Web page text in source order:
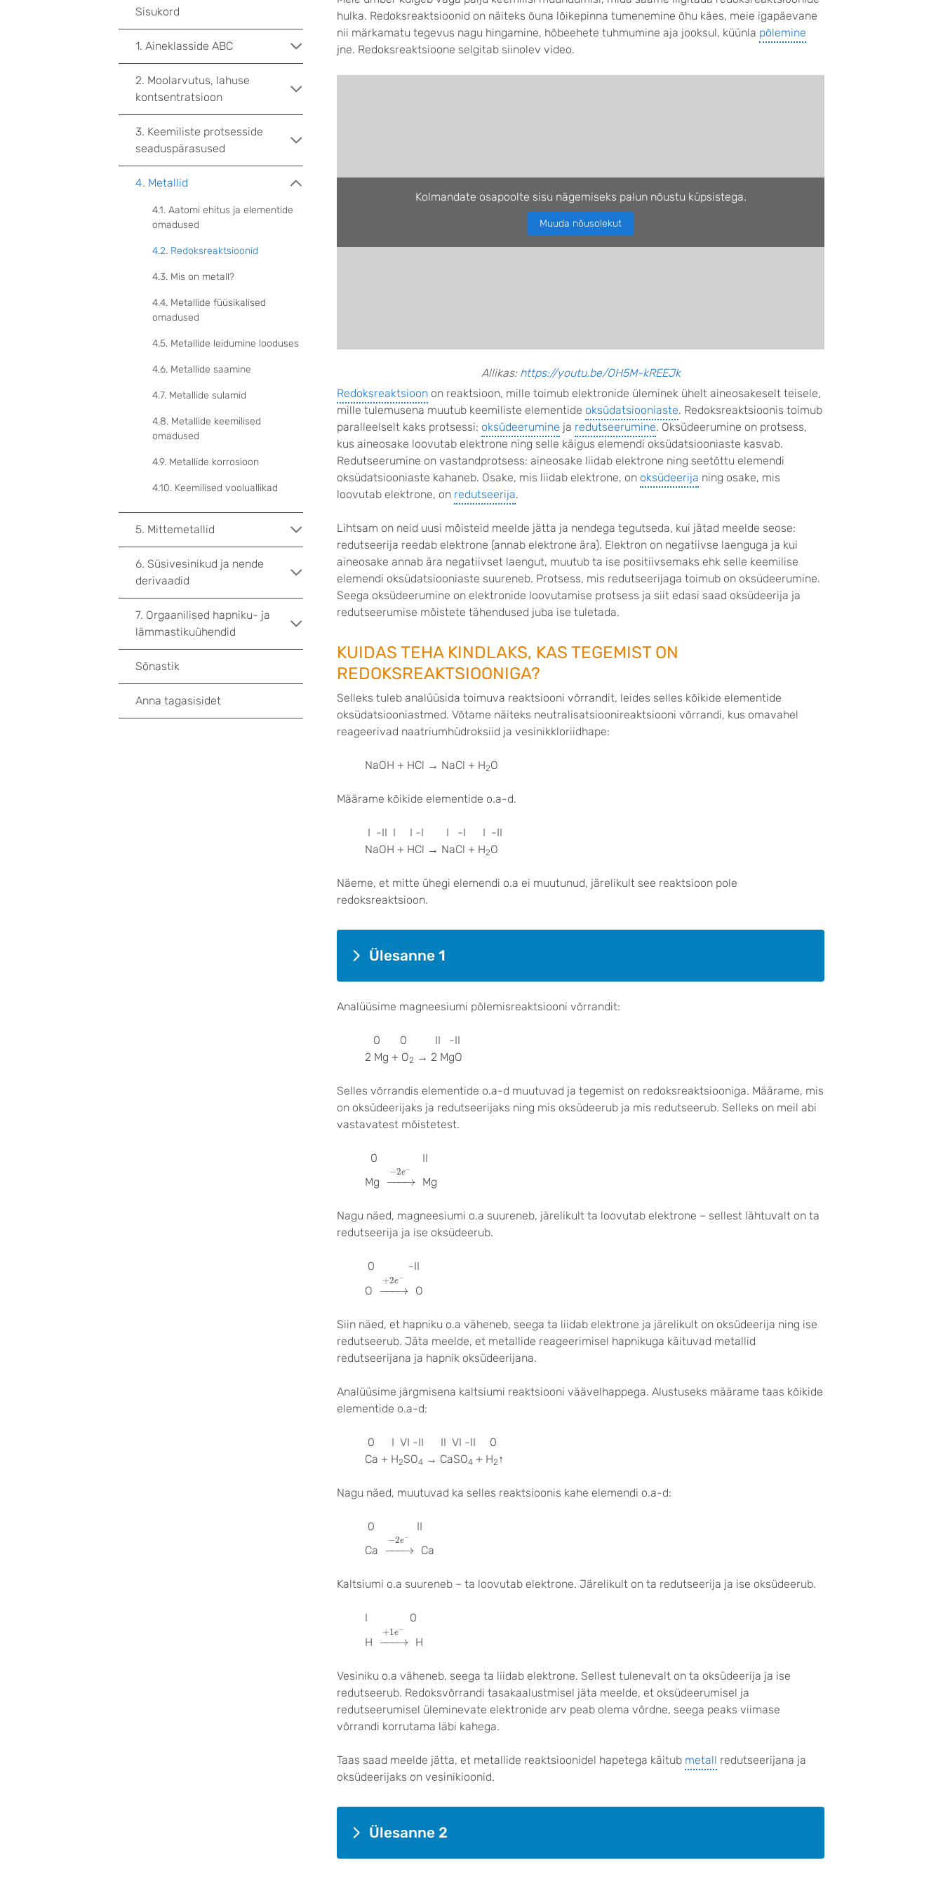
hulka. Redoksreaktsioonid on näiteks õuna lõikepinna tumenemine õhu käes, meie igapäevane
nii märkamatu tegevus nagu hingamine, hõbeehete tuhmumine aja jooksul, küünla põlemine
jne. Redoksreaktsioone selgitab siinolev video.
Kolmandate osapoolte sisu nägemiseks palun nõustu küpsistega.
Muuda nõusolekut
Allikas: https://youtu.be/OH5M-kREEJk
Redoksreaktsioon on reaktsioon, mille toimub elektronide üleminek ühelt aineosakeselt teisele,
mille tulemusena muutub keemiliste elementide oksüdatsiooniaste. Redoksreaktsioonis toimub
paralleelselt kaks protsessi: oksüdeerumine ja redutseerumine. Oksüdeerumine on protsess,
kus aineosake loovutab elektrone ning selle käigus elemendi oksüdatsiooniaste kasvab.
Redutseerumine on vastandprotsess: aineosake liidab elektrone ning seetõttu elemendi
oksüdatsiooniaste kahaneb. Osake, mis liidab elektrone, on oksüdeerija ning osake, mis
loovutab elektrone, on redutseerija.
Lihtsam on neid uusi mõisteid meelde jätta ja nendega tegutseda, kui jätad meelde seose:
redutseerija reedab elektrone (annab elektrone ära). Elektron on negatiivse laenguga ja kui
aineosake annab ära negatiivset laengut, muutub ta ise positiivsemaks ehk selle keemilise
elemendi oksüdatsiooniaste suureneb. Protsess, mis redutseerijaga toimub on oksüdeerumine.
Seega oksüdeerumine on elektronide loovutamise protsess ja siit edasi saad oksüdeerija ja
redutseerumise mõistete tähendused juba ise tuletada.
KUIDAS TEHA KINDLAKS, KAS TEGEMIST ON
REDOKSREAKTSIOONIGA?
Selleks tuleb analüüsida toimuva reaktsiooni võrrandit, leides selles kõikide elementide
oksüdatsiooniastmed. Võtame näiteks neutralisatsioonireaktsiooni võrrandi, kus omavahel
reageerivad naatriumhüdroksiid ja vesinikkloriidhape:
NaOH + HCl → NaCl + H2O
Määrame kõikide elementide o.a-d.
I -II I I -I I -I I -II
NaOH + HCl → NaCl + H2O
Näeme, et mitte ühegi elemendi o.a ei muutunud, järelikult see reaktsioon pole
redoksreaktsioon.
Ülesanne 1
Analüüsime magneesiumi põlemisreaktsiooni võrrandit:
0 0 II -II
2 Mg + O2 → 2 MgO
Selles võrrandis elementide o.a-d muutuvad ja tegemist on redoksreaktsiooniga. Määrame, mis
on oksüdeerijaks ja redutseerijaks ning mis oksüdeerub ja mis redutseerub. Selleks on meil abi
vastavatest mõistetest.
0 II
Mg
−2e−
−−−→
→−2
Mg
Nagu näed, magneesiumi o.a suureneb, järelikult ta loovutab elektrone – sellest lähtuvalt on ta
redutseerija ja ise oksüdeerub.
0 -II
O
+2e−
−−−→
→+2
O
Siin näed, et hapniku o.a väheneb, seega ta liidab elektrone ja järelikult on oksüdeerija ning ise
redutseerub. Jäta meelde, et metallide reageerimisel hapnikuga käituvad metallid
redutseerijana ja hapnik oksüdeerijana.
Analüüsime järgmisena kaltsiumi reaktsiooni väävelhappega. Alustuseks määrame taas kõikide
elementide o.a-d:
0 I VI -II II VI -II 0
Ca + H2SO4 → CaSO4 + H2 ↑
Nagu näed, muutuvad ka selles reaktsioonis kahe elemendi o.a-d:
0 II
Ca
−2e−
−−−→
→−2
Ca
Kaltsiumi o.a suureneb – ta loovutab elektrone. Järelikult on ta redutseerija ja ise oksüdeerub.
I 0
H
+1e−
−−−→
→ +1
H
Vesiniku o.a väheneb, seega ta liidab elektrone. Sellest tulenevalt on ta oksüdeerija ja ise
redutseerub. Redoksvõrrandi tasakaalustmisel jäta meelde, et oksüdeerumisel ja
redutseerumisel üleminevate elektronide arv peab olema võrdne, seega peaks viimase
võrrandi korrutama läbi kahega.
Taas saad meelde jätta, et metallide reaktsioonidel hapetega käitub metall redutseerijana ja
oksüdeerijaks on vesinikioonid.
Ülesanne 2
Sisukord
1. Aineklasside ABC
2. Moolarvutus, lahuse
kontsentratsioon
3. Keemiliste protsesside
seaduspärasused
4. Metallid
4.1. Aatomi ehitus ja elementide
omadused
4.2. Redoksreaktsioonid
4.3. Mis on metall?
4.4. Metallide füüsikalised
omadused
4.5. Metallide leidumine looduses
4.6. Metallide saamine
4.7. Metallide sulamid
4.8. Metallide keemilised
omadused
4.9. Metallide korrosioon
4.10. Keemilised vooluallikad
5. Mittemetallid
6. Süsivesinikud ja nende
derivaadid
7. Orgaanilised hapniku- ja
lämmastikuühendid
Sõnastik
Anna tagasisidet